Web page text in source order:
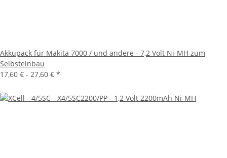
Akkupack für Makita 7000 / und andere - 7,2 Volt Ni-MH zum
Selbsteinbau
17,60 € - 27,60 € *